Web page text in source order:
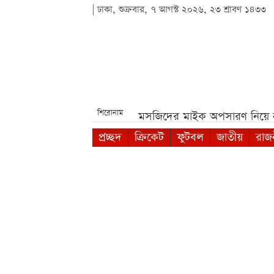
| ঢাকা, শুক্রবার, ৭ আগস্ট ২০২৬, ২৩ শ্রাবণ ১৪৩৩
শিরোনাম
পশ্চিমবঙ্গে মসজিদের মাইক অপসারণ নিয়ে
প্রচ্ছদ
ক্রিকেট ফুটবল জাতীয়